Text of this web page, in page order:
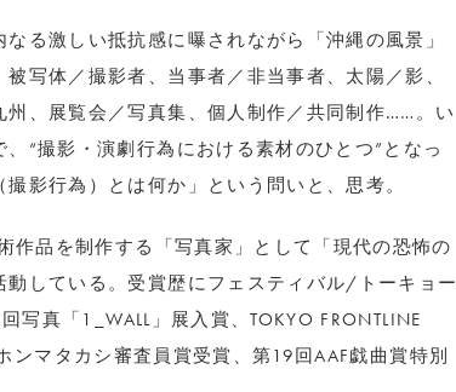
る激しい抵抗感に曝されながら「沖縄の風景」
写体／撮影者、当事者／非当事者、太陽／影、
、展覧会／写真集、個人制作／共同制作……。い
“撮影・演劇行為における素材のひとつ”となっ
影行為）とは何か」という問いと、思考。
作品を制作する「写真家」として「現代の恐怖の
している。受賞歴にフェスティバル/トーキョー
写真「1_WALL」展入賞、TOKYO FRONTLINE
ンマタカシ審査員賞受賞、第19回AAF戯曲賞特別